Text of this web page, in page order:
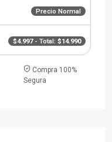
Precio Normal
$4.997- Total: $14.990
Compra 100%
Segura